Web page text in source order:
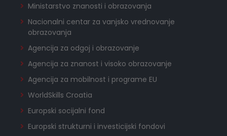
Ministarstvo znanosti i obrazovanja
Nacionalni centar za vanjsko vrednovanje
obrazovanja
Agencija za odgoj i obrazovanje
Agencija za znanost i visoko obrazovanje
Agencija za mobilnost i programe EU
WorldSkills Croatia
Europski socijalni fond
Europski strukturni i investicijski fondovi